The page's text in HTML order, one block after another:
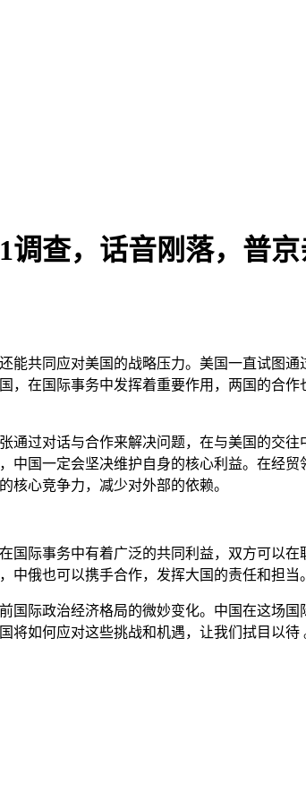
查，话音刚落，普
共同应对美国的战略压力。美国一直试图
在国际事务中发挥着重要作用，两国的合
过对话与合作来解决问题，在与美国的交
国一定会坚决维护自身的核心利益。在经
核心竞争力，减少对外部的依赖。
际事务中有着广泛的共同利益，双方可以
俄也可以携手合作，发挥大国的责任和担当。
际政治经济格局的微妙变化。中国在这场
如何应对这些挑战和机遇，让我们拭目以待